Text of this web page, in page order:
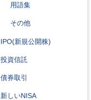
用語集
その他
IPO(新規公開株)
投資信託
債券取引
新しいNISA